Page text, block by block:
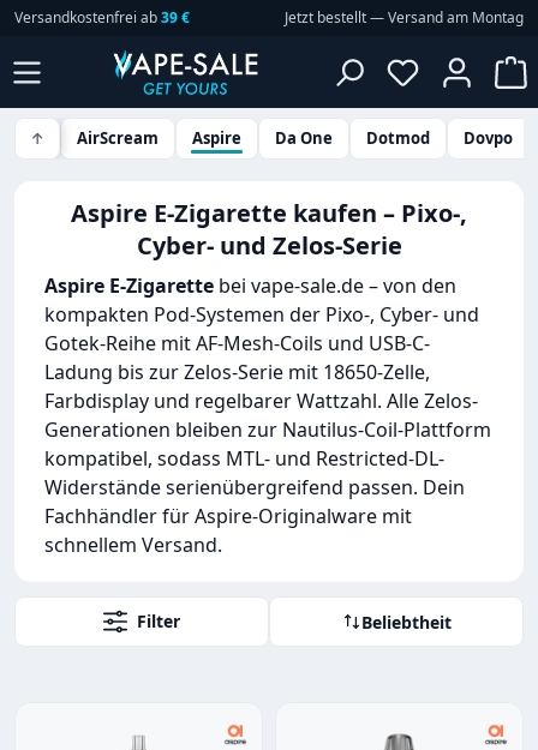
Zum Hauptinhalt springen
Versandkostenfrei ab39 € Jetzt bestellt — Versand am Montag
Du hast 0
↑ AirScream Aspire Da One Dotmod Dovpo
Aspire E-Zigarette kaufen – Pixo-,
Cyber- und Zelos-Serie
Aspire E-Zigarette bei vape-sale.de – von den
kompakten Pod-Systemen der Pixo-, Cyber- und
Gotek-Reihe mit AF-Mesh-Coils und USB-C-
Ladung bis zur Zelos-Serie mit 18650-Zelle,
Farbdisplay und regelbarer Wattzahl. Alle Zelos-
Generationen bleiben zur Nautilus-Coil-Plattform
kompatibel, sodass MTL- und Restricted-DL-
Widerstände serienübergreifend passen. Dein
Fachhändler für Aspire-Originalware mit
schnellem Versand.
Filter Beliebtheit